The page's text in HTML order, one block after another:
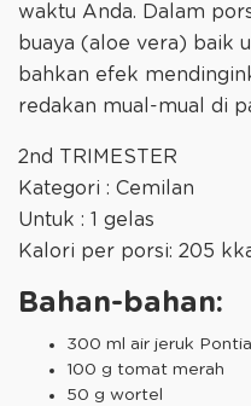
waktu Anda. Dalam
buaya (aloe vera) baik
bahkan efek
redakan mual-mual di
2nd TRIMESTER
Kategori : Cemilan
Untuk : 1 gelas
Kalori per porsi: 205
Bahan-bahan:
300 ml air jeruk
100 g tomat merah
50 g wortel